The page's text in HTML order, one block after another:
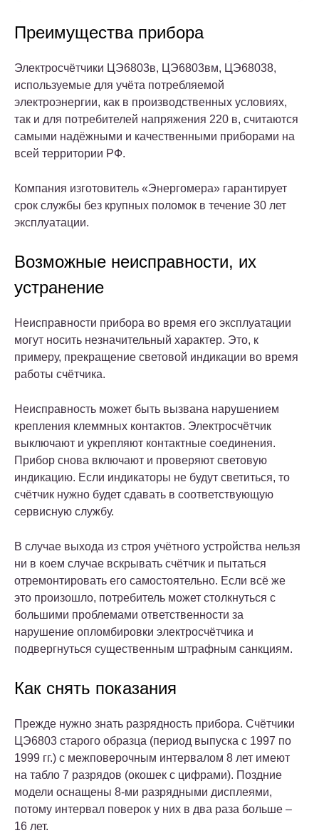
Преимущества прибора
Электросчётчики ЦЭ6803в, ЦЭ6803вм, ЦЭ68038,
используемые для учёта потребляемой
электроэнергии, как в производственных условиях,
так и для потребителей напряжения 220 в, считаются
самыми надёжными и качественными приборами на
всей территории РФ.
Компания изготовитель «Энергомера» гарантирует
срок службы без крупных поломок в течение 30 лет
эксплуатации.
Возможные неисправности, их
устранение
Неисправности прибора во время его эксплуатации
могут носить незначительный характер. Это, к
примеру, прекращение световой индикации во время
работы счётчика.
Неисправность может быть вызвана нарушением
крепления клеммных контактов. Электросчётчик
выключают и укрепляют контактные соединения.
Прибор снова включают и проверяют световую
индикацию. Если индикаторы не будут светиться, то
счётчик нужно будет сдавать в соответствующую
сервисную службу.
В случае выхода из строя учётного устройства нельзя
ни в коем случае вскрывать счётчик и пытаться
отремонтировать его самостоятельно. Если всё же
это произошло, потребитель может столкнуться с
большими проблемами ответственности за
нарушение опломбировки электросчётчика и
подвергнуться существенным штрафным санкциям.
Как снять показания
Прежде нужно знать разрядность прибора. Счётчики
ЦЭ6803 старого образца (период выпуска с 1997 по
1999 гг.) с межповерочным интервалом 8 лет имеют
на табло 7 разрядов (окошек с цифрами). Поздние
модели оснащены 8-ми разрядными дисплеями,
потому интервал поверок у них в два раза больше –
16 лет.